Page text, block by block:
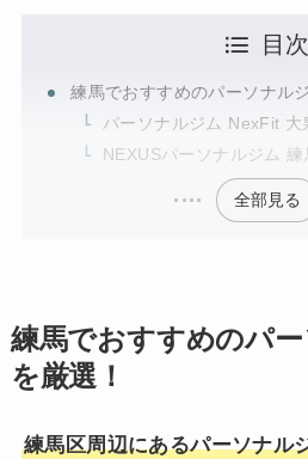
目次
練馬でおすすめのパーソナル
パーソナルジム NexFit 大
NEXUSパーソナルジム 練
全部見る
練馬でおすすめのパ
を厳選！
練馬区周辺にあるパーソナル